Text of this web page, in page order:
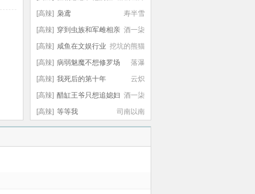
物监护人
寿半雪
[高辣] 枭鸢
酒一柒
[高辣] 穿到虫族和军雌相亲
挖坑的熊猫
[高辣] 咸鱼在文娱行业
里疯狂内卷
落瀑
[高辣] 病弱魅魔不想修罗场
云炽
[高辣] 我死后的第十年
酒一柒
[高辣] 醋缸王爷只想追媳妇
儿
司南以南
[高辣] 等等我